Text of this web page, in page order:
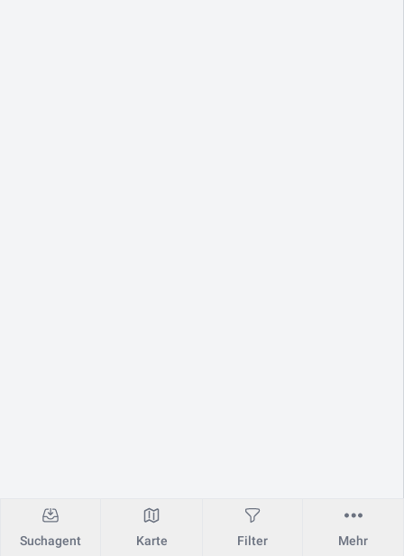
Suchagent Karte Filter Mehr